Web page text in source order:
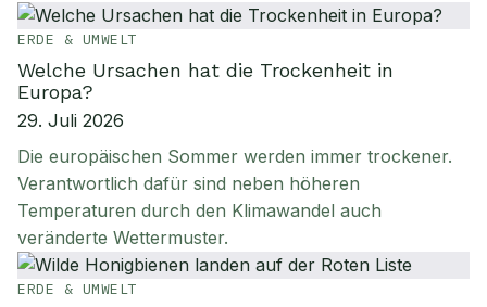
ERDE & UMWELT
Welche Ursachen hat die Trockenheit in
Europa?
29. Juli 2026
Die europäischen Sommer werden immer trockener.
Verantwortlich dafür sind neben höheren
Temperaturen durch den Klimawandel auch
veränderte Wettermuster.
ERDE & UMWELT